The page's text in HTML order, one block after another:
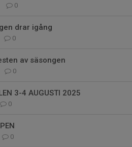
0
drar igång
0
av säsongen
0
3-4 AUGUSTI 2025
0
0